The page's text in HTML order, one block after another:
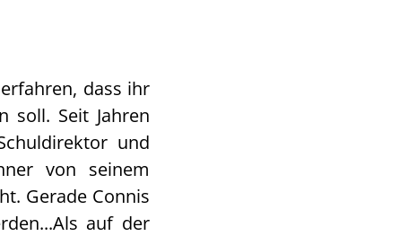
dass ihr
soll. Seit Jahren
und
von seinem
Gerade Connis
auf der